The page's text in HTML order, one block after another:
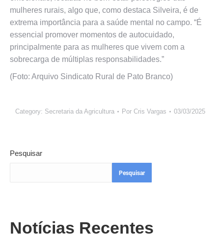
mulheres rurais, algo que, como destaca Silveira, é de
extrema importância para a saúde mental no campo. “É
essencial promover momentos de autocuidado,
principalmente para as mulheres que vivem com a
sobrecarga de múltiplas responsabilidades.”
(Foto: Arquivo Sindicato Rural de Pato Branco)
Category: Secretaria da Agricultura Por Cris Vargas 03/03/2025
Pesquisar
Pesquisar
Notícias Recentes